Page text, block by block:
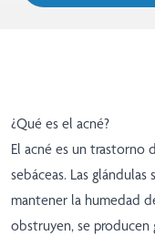
¿Qué es el acné?
El acné es un trastorno
sebáceas. Las glándulas
mantener la humedad
obstruyen, se producen